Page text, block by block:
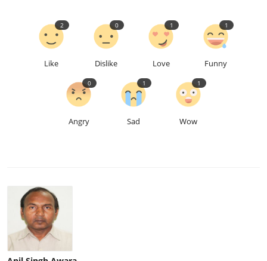
Like
2
Dislike
0
Love
1
Funny
1
Angry
0
Sad
1
Wow
1